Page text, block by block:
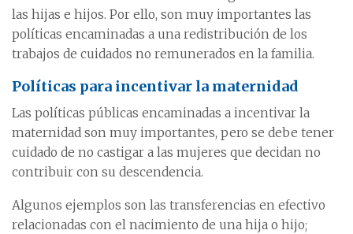
las hijas e hijos. Por ello, son muy importantes las
políticas encaminadas a una redistribución de los
trabajos de cuidados no remunerados en la familia.
Políticas para incentivar la maternidad
Las políticas públicas encaminadas a incentivar la
maternidad son muy importantes, pero se debe tener
cuidado de no castigar a las mujeres que decidan no
contribuir con su descendencia.
Algunos ejemplos son las transferencias en efectivo
relacionadas con el nacimiento de una hija o hijo;